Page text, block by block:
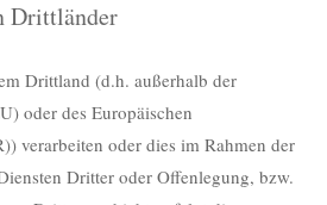
Drittländer
Drittland (d.h. außerhalb der
oder des Europäischen
verarbeiten oder dies im Rahmen der
Dritter oder Offenlegung, bzw.